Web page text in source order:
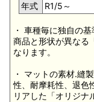
年式 R1/5～
・ 車種毎に独自の
商品と形状が異なる
なります。
・ マットの素材.縫
性、耐摩耗性、退色
リアした「オリジナ